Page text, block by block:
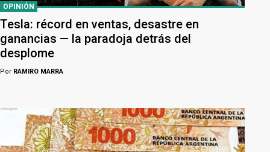
OPINIÓN
Tesla: récord en ventas, desastre en
ganancias — la paradoja detrás del
desplome
Por RAMIRO MARRA